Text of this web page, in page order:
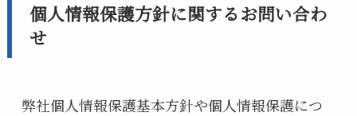
個人情報保護方針に関するお問い合わ
せ
弊社個人情報保護基本方針や個人情報保護につ